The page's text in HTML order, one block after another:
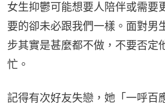
女生抑鬱可能想要人陪伴或需要
要的卻未必跟我們一樣。面對男
步其實是甚麼都不做，不要否定
忙。
記得有次好友失戀，她「一呼百